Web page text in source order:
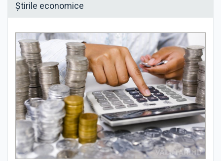
Bănci
Case de schimb
Valute
Transferuri de bani
Știri
Știrile economice